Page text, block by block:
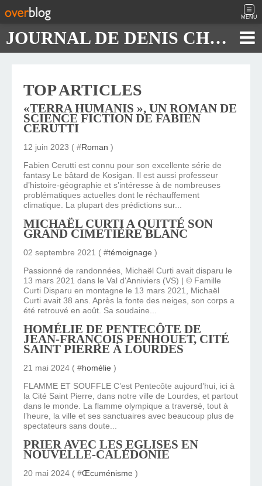
MENU
JOURNAL DE DENIS CHAUTARD
TOP ARTICLES
«TERRA HUMANIS », UN ROMAN DE
SCIENCE FICTION DE FABIEN
CERUTTI
12 juin 2023 ( #Roman )
Fabien Cerutti est connu pour son excellente série de
fantasy Le bâtard de Kosigan. Il est aussi professeur
d’histoire-géographie et s’intéresse à de nombreuses
problématiques actuelles dont le réchauffement
climatique. La plupart des prédictions sur...
MICHAËL CURTI A QUITTÉ SON
GRAND CIMETIÈRE BLANC
02 septembre 2021 ( #témoignage )
Passionné de randonnées, Michaël Curti avait disparu le
13 mars 2021 dans le Val d'Anniviers (VS) | © Famille
Curti Disparu en montagne le 13 mars 2021, Michaël
Curti avait 38 ans. Après la fonte des neiges, son corps a
été retrouvé en août. Sa soudaine...
HOMÉLIE DE PENTECÔTE DE
JEAN-FRANÇOIS PENHOUET, CITÉ
SAINT PIERRE À LOURDES
21 mai 2024 ( #homélie )
FLAMME ET SOUFFLE C’est Pentecôte aujourd’hui, ici à
la Cité Saint Pierre, dans notre ville de Lourdes, et partout
dans le monde. La flamme olympique a traversé, tout à
l’heure, la ville et ses sanctuaires avec beaucoup plus de
spectateurs sans doute...
PRIER AVEC LES EGLISES EN
NOUVELLE-CALÉDONIE
20 mai 2024 ( #Œcuménisme )